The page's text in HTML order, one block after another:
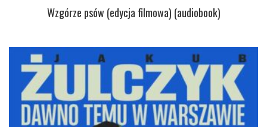
Wzgórze psów (edycja filmowa) (audiobook)